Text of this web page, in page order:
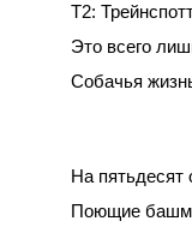
Т2:
Это всего
Собачья
На пятьдесят
Поющие